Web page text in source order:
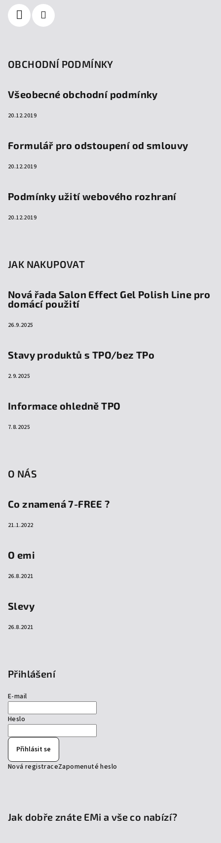
OBCHODNÍ PODMÍNKY
Všeobecné obchodní podmínky
20.12.2019
Formulář pro odstoupení od smlouvy
20.12.2019
Podmínky užití webového rozhraní
20.12.2019
JAK NAKUPOVAT
Nová řada Salon Effect Gel Polish Line pro
domácí použití
26.9.2025
Stavy produktů s TPO/bez TPo
2.9.2025
Informace ohledně TPO
7.8.2025
O NÁS
Co znamená 7-FREE ?
21.1.2022
O emi
26.8.2021
Slevy
26.8.2021
Přihlášení
E-mail
Heslo
Přihlásit se
Nová registraceZapomenuté heslo
Jak dobře znáte EMi a vše co nabízí?